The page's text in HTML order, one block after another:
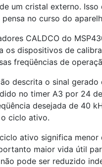
um cristal externo.
no curso do
CALDCO do
os dispositivos de
freqüências de
descrita o sinal gerado
no timer A3 por 24
desejada de 40
ciclo ativo.
ativo significa menor
maior vida útil
pode ser reduzido